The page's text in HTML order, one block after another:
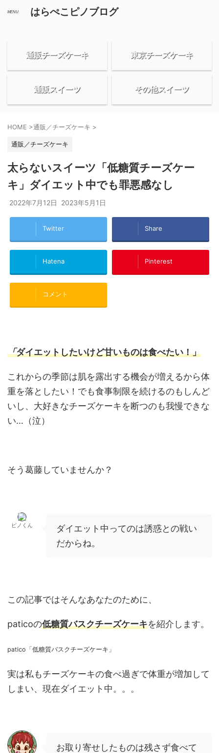
はらぺこピノブログ
通販チーズケーキ 東京チーズケーキ
通販スイーツ その他スイーツ
HOME >通販／チーズケーキ >
通販／チーズケーキ
太らないスイーツ「低糖質チーズケー
キ」ダイエット中でも罪悪感なし
2022年7月12日 2023年5月1日
Twitter Share
Hatena Pinterest
コメント
「ダイエットしたいけど甘いものは食べたい！」
これからの季節は肌を露出する機会が増えるから体
重を落としたい！でも食事制限を続けるのもしんど
いし、大好きなチーズケーキを断つのも我慢できな
い…（泣）
そう葛藤していませんか？
ピノくん
ダイエット中ってのは誘惑との戦い
だからね。
この記事ではそんなあなたのために、
paticoの低糖質バスクチーズケーキを紹介します。
patico「低糖質バスクチーズケーキ」
実は私もチーズケーキの食べ過ぎで体重が増加して
しまい、現在ダイエット中。。。
お取り寄せしたものは残さず食べて